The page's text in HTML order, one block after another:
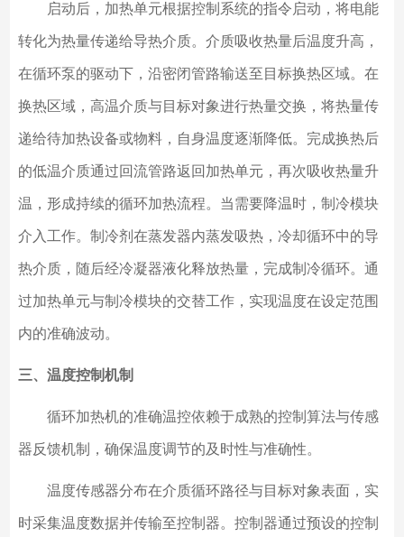
启动后，加热单元根据控制系统的指令启动，将电能
转化为热量传递给导热介质。介质吸收热量后温度升高，
在循环泵的驱动下，沿密闭管路输送至目标换热区域。在
换热区域，高温介质与目标对象进行热量交换，将热量传
递给待加热设备或物料，自身温度逐渐降低。完成换热后
的低温介质通过回流管路返回加热单元，再次吸收热量升
温，形成持续的循环加热流程。当需要降温时，制冷模块
介入工作。制冷剂在蒸发器内蒸发吸热，冷却循环中的导
热介质，随后经冷凝器液化释放热量，完成制冷循环。通
过加热单元与制冷模块的交替工作，实现温度在设定范围
内的准确波动。
三、温度控制机制
循环加热机的准确温控依赖于成熟的控制算法与传感
器反馈机制，确保温度调节的及时性与准确性。
温度传感器分布在介质循环路径与目标对象表面，实
时采集温度数据并传输至控制器。控制器通过预设的控制